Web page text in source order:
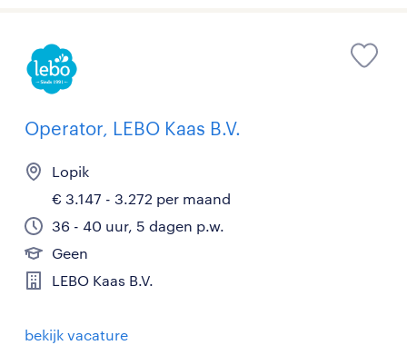
Operator, LEBO Kaas B.V.
Lopik
€ 3.147 - 3.272 per maand
36 - 40 uur, 5 dagen p.w.
Geen
LEBO Kaas B.V.
bekijk vacature